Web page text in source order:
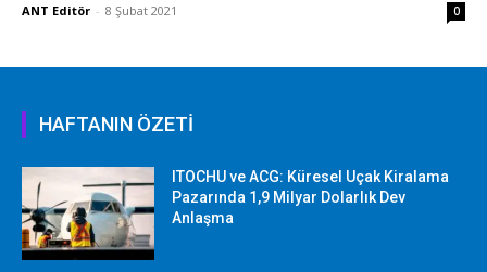
ANT Editör - 8 Şubat 2021 0
HAFTANIN ÖZETİ
ITOCHU ve ACG: Küresel Uçak Kiralama
Pazarında 1,9 Milyar Dolarlık Dev
Anlaşma